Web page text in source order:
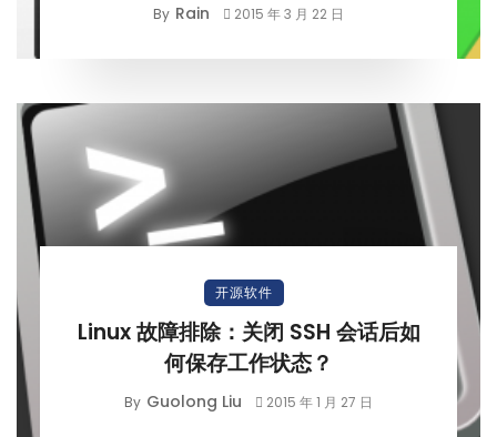
By Rain 2015 年 3 月 22 日
开源软件
Linux 故障排除：关闭 SSH 会话后如
何保存工作状态？
By Guolong Liu 2015 年 1 月 27 日